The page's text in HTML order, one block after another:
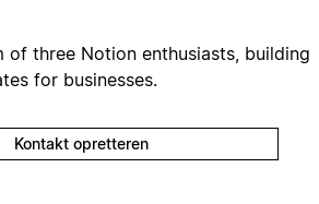
of three Notion enthusiasts, building
for businesses.
Kontakt opretteren